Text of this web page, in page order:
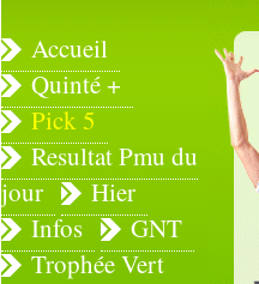
Accueil
Quinté +
Pick 5
Resultat Pmu du
jour
Hier
Infos
GNT
Trophée Vert